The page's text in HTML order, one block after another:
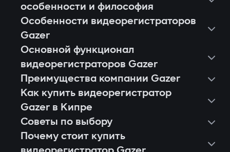
особенности и философия
Особенности видеорегистраторов
Gazer
Основной функционал
видеорегистраторов Gazer
Преимущества компании Gazer
Как купить видеорегистратор
Gazer в Кипре
Советы по выбору
Почему стоит купить